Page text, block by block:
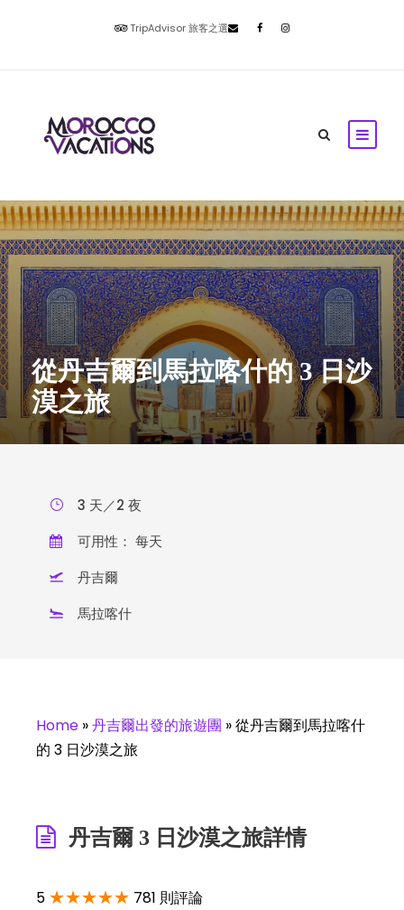
TripAdvisor 旅客之選
從丹吉爾到馬拉喀什的 3 日沙
漠之旅
3 天／2 夜
可用性： 每天
丹吉爾
馬拉喀什
Home »丹吉爾出發的旅遊團 »從丹吉爾到馬拉喀什
的 3 日沙漠之旅
丹吉爾 3 日沙漠之旅詳情
5 ★★★★★ 781 則評論